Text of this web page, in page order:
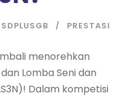
PRESTASI
menorehkan
Lomba Seni dan
Dalam kompetisi